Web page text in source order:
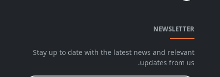
NEWSLETTER
Stay up to date with the latest news and relevant
updates from us.